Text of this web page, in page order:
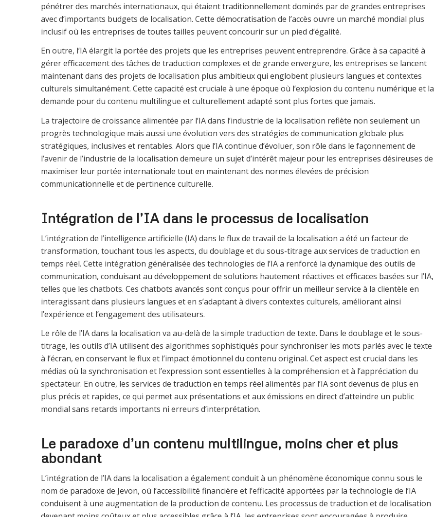
pénétrer des marchés internationaux, qui étaient traditionnellement dominés par de grandes entreprises
avec d’importants budgets de localisation. Cette démocratisation de l’accès ouvre un marché mondial plus
inclusif où les entreprises de toutes tailles peuvent concourir sur un pied d’égalité.
En outre, l’IA élargit la portée des projets que les entreprises peuvent entreprendre. Grâce à sa capacité à
gérer efficacement des tâches de traduction complexes et de grande envergure, les entreprises se lancent
maintenant dans des projets de localisation plus ambitieux qui englobent plusieurs langues et contextes
culturels simultanément. Cette capacité est cruciale à une époque où l’explosion du contenu numérique et la
demande pour du contenu multilingue et culturellement adapté sont plus fortes que jamais.
La trajectoire de croissance alimentée par l’IA dans l’industrie de la localisation reflète non seulement un
progrès technologique mais aussi une évolution vers des stratégies de communication globale plus
stratégiques, inclusives et rentables. Alors que l’IA continue d’évoluer, son rôle dans le façonnement de
l’avenir de l’industrie de la localisation demeure un sujet d’intérêt majeur pour les entreprises désireuses de
maximiser leur portée internationale tout en maintenant des normes élevées de précision
communicationnelle et de pertinence culturelle.
Intégration de l’IA dans le processus de localisation
L’intégration de l’intelligence artificielle (IA) dans le flux de travail de la localisation a été un facteur de
transformation, touchant tous les aspects, du doublage et du sous-titrage aux services de traduction en
temps réel. Cette intégration généralisée des technologies de l’IA a renforcé la dynamique des outils de
communication, conduisant au développement de solutions hautement réactives et efficaces basées sur l’IA,
telles que les chatbots. Ces chatbots avancés sont conçus pour offrir un meilleur service à la clientèle en
interagissant dans plusieurs langues et en s’adaptant à divers contextes culturels, améliorant ainsi
l’expérience et l’engagement des utilisateurs.
Le rôle de l’IA dans la localisation va au-delà de la simple traduction de texte. Dans le doublage et le sous-
titrage, les outils d’IA utilisent des algorithmes sophistiqués pour synchroniser les mots parlés avec le texte
à l’écran, en conservant le flux et l’impact émotionnel du contenu original. Cet aspect est crucial dans les
médias où la synchronisation et l’expression sont essentielles à la compréhension et à l’appréciation du
spectateur. En outre, les services de traduction en temps réel alimentés par l’IA sont devenus de plus en
plus précis et rapides, ce qui permet aux présentations et aux émissions en direct d’atteindre un public
mondial sans retards importants ni erreurs d’interprétation.
Le paradoxe d’un contenu multilingue, moins cher et plus
abondant
L’intégration de l’IA dans la localisation a également conduit à un phénomène économique connu sous le
nom de paradoxe de Jevon, où l’accessibilité financière et l’efficacité apportées par la technologie de l’IA
conduisent à une augmentation de la production de contenu. Les processus de traduction et de localisation